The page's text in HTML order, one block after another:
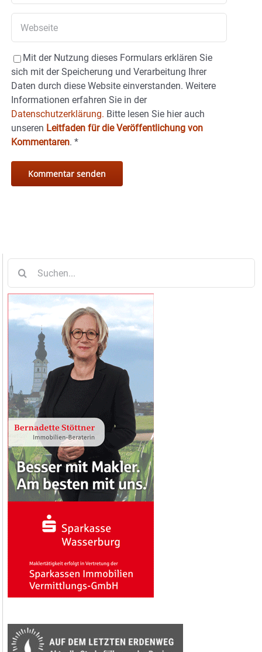
Mit der Nutzung dieses Formulars erklären Sie
sich mit der Speicherung und Verarbeitung Ihrer
Daten durch diese Website einverstanden. Weitere
Informationen erfahren Sie in der
Datenschutzerklärung. Bitte lesen Sie hier auch
unseren Leitfaden für die Veröffentlichung von
Kommentaren. *
nach: